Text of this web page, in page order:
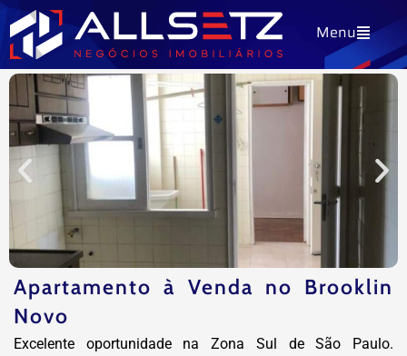
para
o
conteúdo
Menu
Apartamento à Venda no Brooklin
Novo
Excelente oportunidade na Zona Sul de São Paulo.